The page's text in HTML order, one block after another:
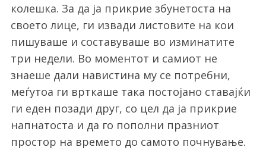
колешка. За да ја прикрие збунетоста на
своето лице, ги извади листовите на кои
пишуваше и составуваше во изминатите
три недели. Во моментот и самиот не
знаеше дали навистина му се потребни,
меѓутоа ги врткаше така постојано ставајќи
ги еден позади друг, со цел да ја прикрие
напнатоста и да го пополни празниот
простор на времето до самото почнување.